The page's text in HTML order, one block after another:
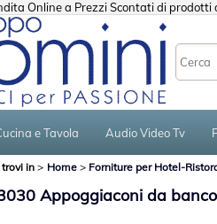
Online a Prezzi Scontati di
e Tavola Audio Video Tv
trovi in Home Forniture per Hotel-
Appoggiaconi da